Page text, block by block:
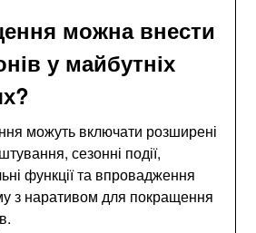
можна внести
у майбутніх
можуть включати розширені
сезонні події,
функції та впровадження
з наративом для покращення